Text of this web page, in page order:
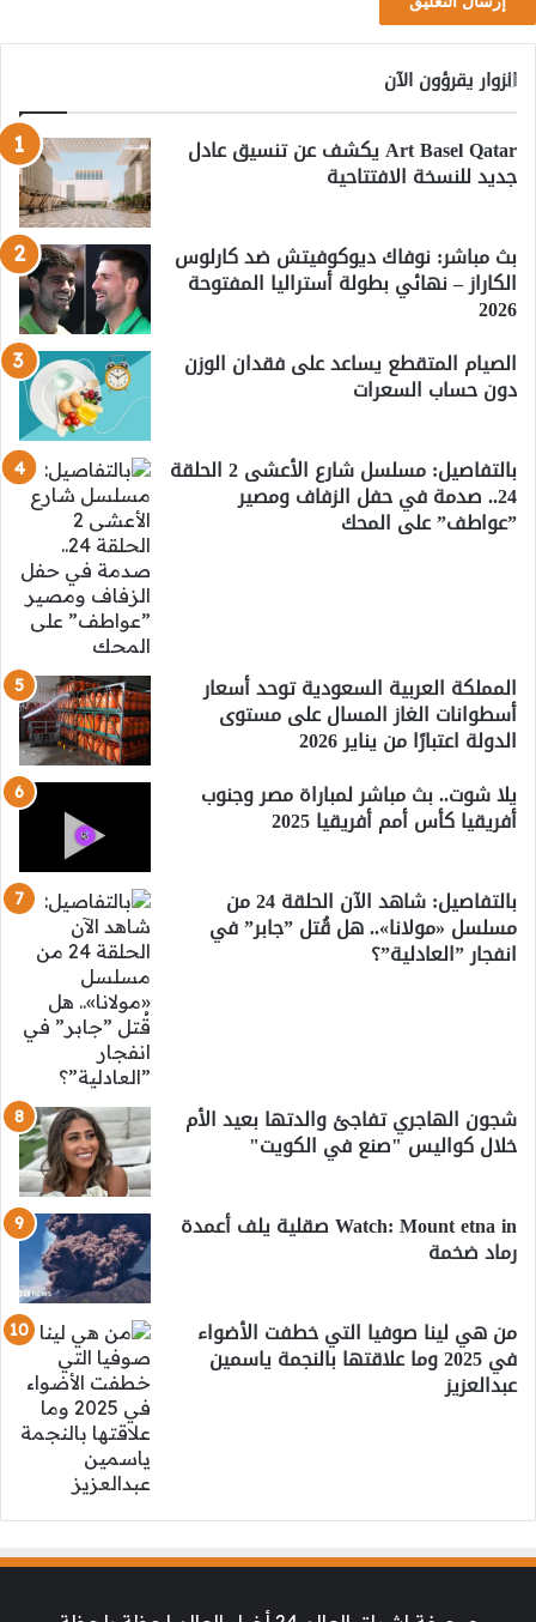
الزوار يقرؤون الآن
Art Basel Qatar يكشف عن تنسيق عادل
جديد للنسخة الافتتاحية
بث مباشر: نوفاك ديوكوفيتش ضد كارلوس
الكاراز – نهائي بطولة أستراليا المفتوحة
2026
الصيام المتقطع يساعد على فقدان الوزن
دون حساب السعرات
بالتفاصيل: مسلسل شارع الأعشى 2 الحلقة
24.. صدمة في حفل الزفاف ومصير
”عواطف” على المحك
المملكة العربية السعودية توحد أسعار
أسطوانات الغاز المسال على مستوى
الدولة اعتبارًا من يناير 2026
يلا شوت.. بث مباشر لمباراة مصر وجنوب
أفريقيا كأس أمم أفريقيا 2025
بالتفاصيل: شاهد الآن الحلقة 24 من
مسلسل «مولانا».. هل قُتل ”جابر” في
انفجار ”العادلية”؟
شجون الهاجري تفاجئ والدتها بعيد الأم
خلال كواليس "صنع في الكويت"
Watch: Mount etna in صقلية يلف أعمدة
رماد ضخمة
من هي لينا صوفيا التي خطفت الأضواء
في 2025 وما علاقتها بالنجمة ياسمين
عبدالعزيز